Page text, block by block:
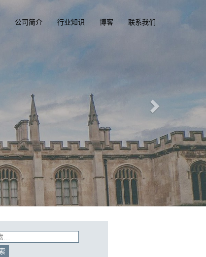
公司简介 行业知识 博客 联系我们